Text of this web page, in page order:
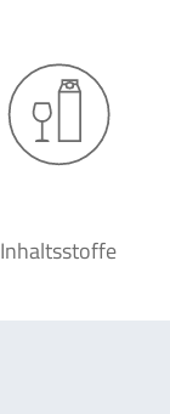
Inhaltsstoffe